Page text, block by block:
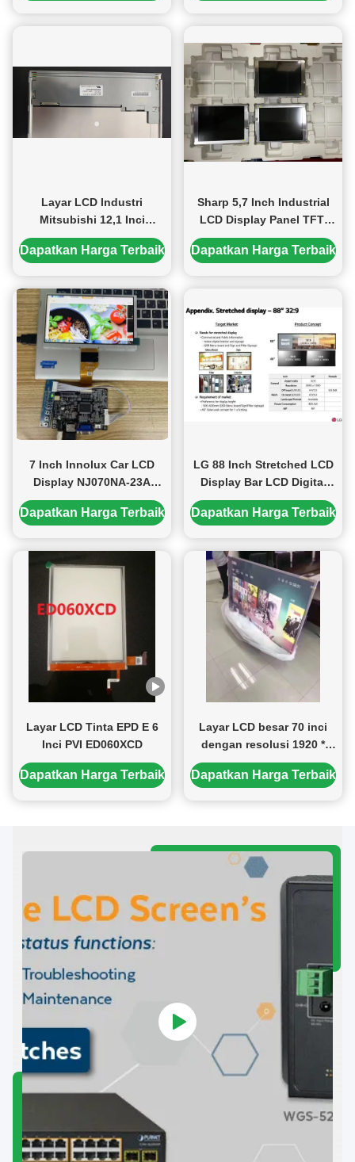
Layar LCD Industri
Mitsubishi 12,1 Inci
AA121XN11 dengan Piksel
1024x768 dan Kecerahan
Dapatkan Harga Terbaik
Sharp 5,7 Inch Industrial
LCD Display Panel TFT-
LCD dengan Kecerahan
500cd/M2 dan 33PIN
Dapatkan Harga Terbaik
7 Inch Innolux Car LCD
Display NJ070NA-23A
dengan 500 cd/m2
Kecerahan 1024×600 Pixel
Dapatkan Harga Terbaik
LG 88 Inch Stretched LCD
Display Bar LCD Digital
Signage dengan Resolusi
3840*1080 dan Kecerahan
Dapatkan Harga Terbaik
Layar LCD Tinta EPD E 6
Inci PVI ED060XCD
Dapatkan Harga Terbaik
Layar LCD besar 70 inci
dengan resolusi 1920 *
1080 piksel dan kecerahan
350CD
Dapatkan Harga Terbaik